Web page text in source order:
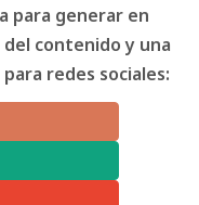
para generar en
contenido y una
redes sociales: